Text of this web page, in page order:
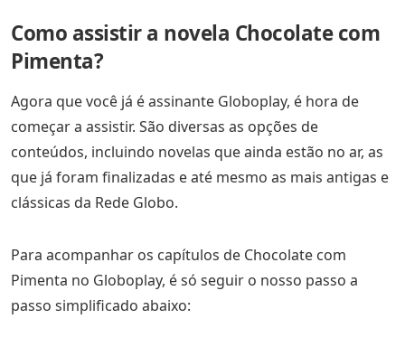
Como assistir a novela Chocolate com
Pimenta?
Agora que você já é assinante Globoplay, é hora de
começar a assistir. São diversas as opções de
conteúdos, incluindo novelas que ainda estão no ar, as
que já foram finalizadas e até mesmo as mais antigas e
clássicas da Rede Globo.
Para acompanhar os capítulos de Chocolate com
Pimenta no Globoplay, é só seguir o nosso passo a
passo simplificado abaixo: